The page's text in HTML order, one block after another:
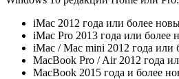
iMac 2012 года или более
iMac Pro 2013 года или более
iMac / Mac mini 2012 года или
MacBook Pro / Air 2012 года
MacBook 2015 года и более